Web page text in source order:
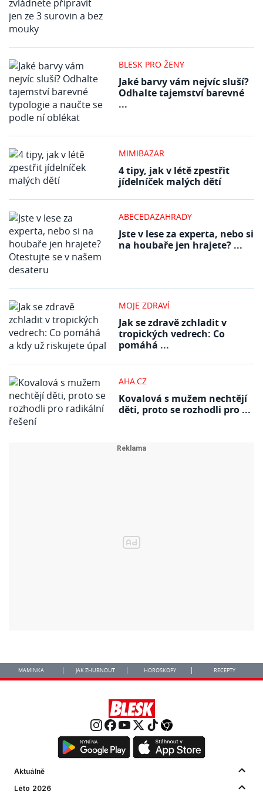
BLESK PRO ŽENY
Jaké barvy vám nejvíc sluší?
Odhalte tajemství barevné
...
MIMIBAZAR
4 tipy, jak v létě zpestřit
jídelníček malých dětí
ABECEDAZAHRADY
Jste v lese za experta, nebo si
na houbaře jen hrajete? ...
MOJE ZDRAVÍ
Jak se zdravě zchladit v
tropických vedrech: Co
pomáhá ...
AHA.CZ
Kovalová s mužem nechtějí
děti, proto se rozhodli pro ...
MAMINKA JAK ZHUBNOUT HOROSKOPY RECEPTY
Aktuálně
Léto 2026